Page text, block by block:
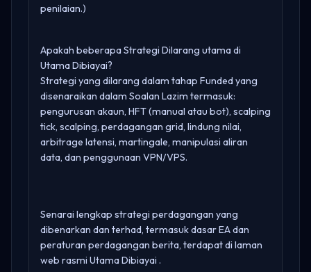
penilaian.)
Apakah beberapa Strategi Dilarang utama di
Utama Dibiayai?
Strategi yang dilarang dalam tahap Funded yang
disenaraikan dalam Soalan Lazim termasuk:
pengurusan akaun, HFT (manual atau bot), scalping
tick, scalping, perdagangan grid, lindung nilai,
arbitrage latensi, martingale, manipulasi aliran
data, dan penggunaan VPN/VPS.
Senarai lengkap strategi perdagangan yang
dibenarkan dan terhad, termasuk dasar EA dan
peraturan perdagangan berita, terdapat di laman
web rasmi Utama Dibiayai .